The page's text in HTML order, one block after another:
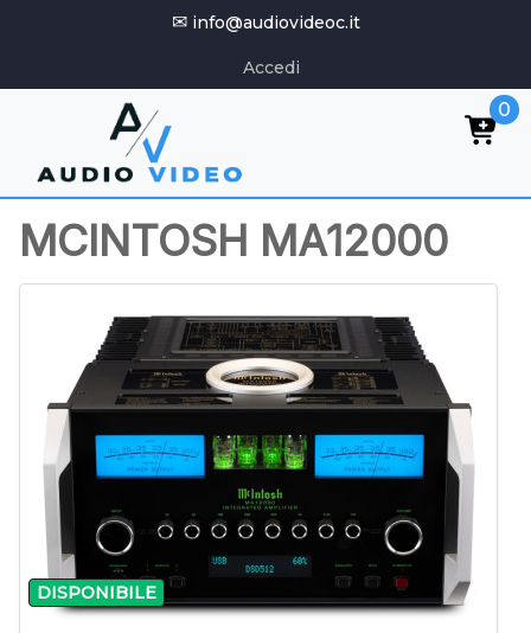
✉ info@audiovideoc.it
Accedi
0
MCINTOSH MA12000
DISPONIBILE